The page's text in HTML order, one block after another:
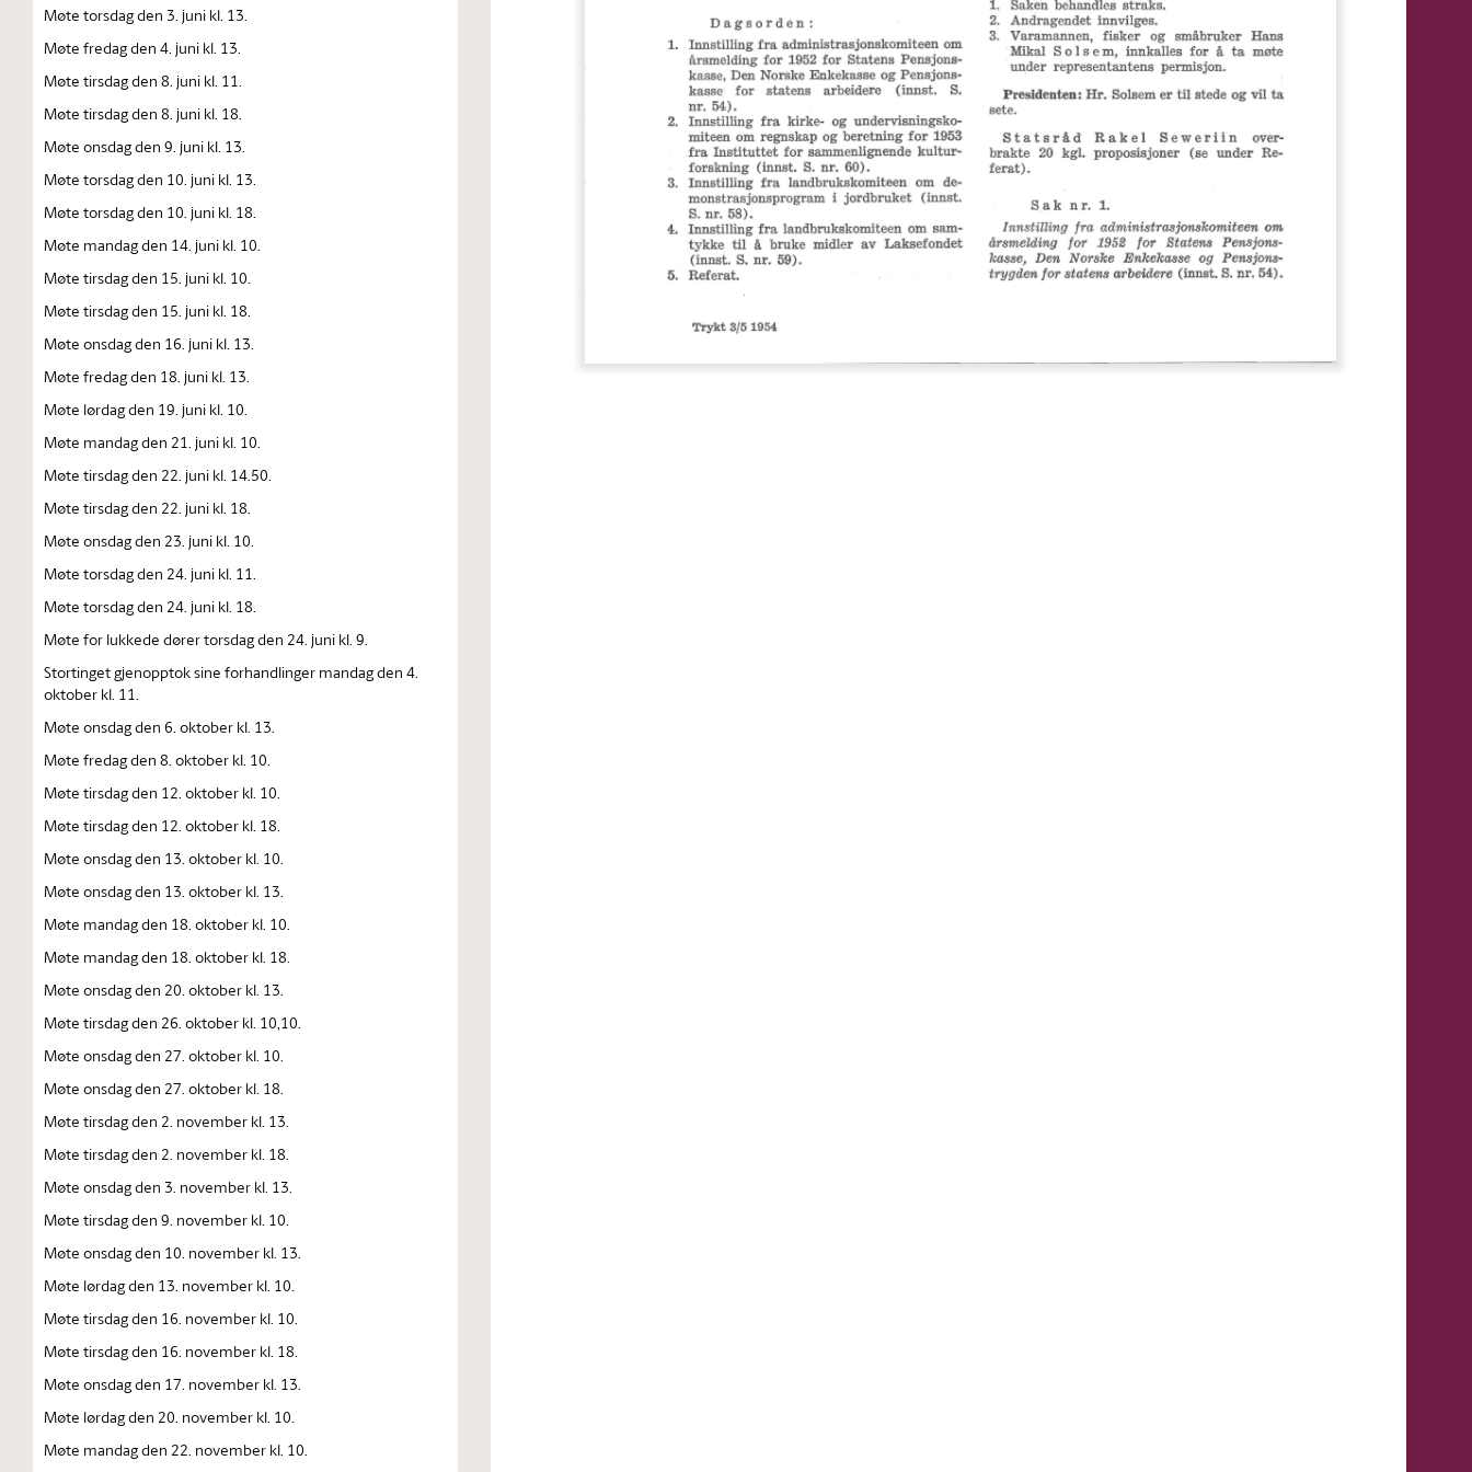
Møte torsdag den 3. juni kl. 13.
Møte fredag den 4. juni kl. 13.
Møte tirsdag den 8. juni kl. 11.
Møte tirsdag den 8. juni kl. 18.
Møte onsdag den 9. juni kl. 13.
Møte torsdag den 10. juni kl. 13.
Møte torsdag den 10. juni kl. 18.
Møte mandag den 14. juni kl. 10.
Møte tirsdag den 15. juni kl. 10.
Møte tirsdag den 15. juni kl. 18.
Møte onsdag den 16. juni kl. 13.
Møte fredag den 18. juni kl. 13.
Møte lørdag den 19. juni kl. 10.
Møte mandag den 21. juni kl. 10.
Møte tirsdag den 22. juni kl. 14.50.
Møte tirsdag den 22. juni kl. 18.
Møte onsdag den 23. juni kl. 10.
Møte torsdag den 24. juni kl. 11.
Møte torsdag den 24. juni kl. 18.
Møte for lukkede dører torsdag den 24. juni kl. 9.
Stortinget gjenopptok sine forhandlinger mandag den 4.
oktober kl. 11.
Møte onsdag den 6. oktober kl. 13.
Møte fredag den 8. oktober kl. 10.
Møte tirsdag den 12. oktober kl. 10.
Møte tirsdag den 12. oktober kl. 18.
Møte onsdag den 13. oktober kl. 10.
Møte onsdag den 13. oktober kl. 13.
Møte mandag den 18. oktober kl. 10.
Møte mandag den 18. oktober kl. 18.
Møte onsdag den 20. oktober kl. 13.
Møte tirsdag den 26. oktober kl. 10,10.
Møte onsdag den 27. oktober kl. 10.
Møte onsdag den 27. oktober kl. 18.
Møte tirsdag den 2. november kl. 13.
Møte tirsdag den 2. november kl. 18.
Møte onsdag den 3. november kl. 13.
Møte tirsdag den 9. november kl. 10.
Møte onsdag den 10. november kl. 13.
Møte lørdag den 13. november kl. 10.
Møte tirsdag den 16. november kl. 10.
Møte tirsdag den 16. november kl. 18.
Møte onsdag den 17. november kl. 13.
Møte lørdag den 20. november kl. 10.
Møte mandag den 22. november kl. 10.